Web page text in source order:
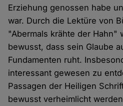
Erziehung genossen habe
war. Durch die Lektüre von
"Abermals krähte der Hahn"
bewusst, dass sein Glaube
Fundamenten ruht.
interessant gewesen zu
Passagen der Heiligen
bewusst verheimlicht